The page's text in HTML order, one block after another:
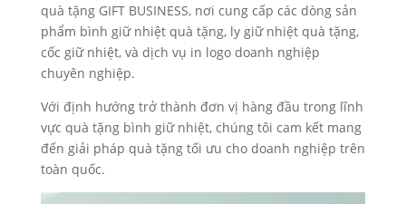
quà tặng GIFT BUSINESS, nơi cung cấp các dòng sản
phẩm bình giữ nhiệt quà tặng, ly giữ nhiệt quà tặng,
cốc giữ nhiệt, và dịch vụ in logo doanh nghiệp
chuyên nghiệp.
Với định hướng trở thành đơn vị hàng đầu trong lĩnh
vực quà tặng bình giữ nhiệt, chúng tôi cam kết mang
đến giải pháp quà tặng tối ưu cho doanh nghiệp trên
toàn quốc.